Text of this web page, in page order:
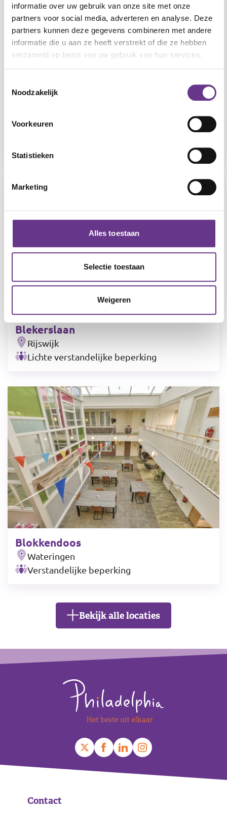
informatie over uw gebruik van onze site met onze
partners voor social media, adverteren en analyse. Deze
partners kunnen deze gegevens combineren met andere
informatie die u aan ze heeft verstrekt of die ze hebben
verzameld op basis van uw gebruik van hun services.
Noodzakelijk
Voorkeuren
Statistieken
Marketing
Alles toestaan
Selectie toestaan
Weigeren
Rijswijk Zh
Blekerslaan
Rijswijk
Lichte verstandelijke beperking
Blokkendoos
Wateringen
Verstandelijke beperking
Bekijk alle locaties
Contact